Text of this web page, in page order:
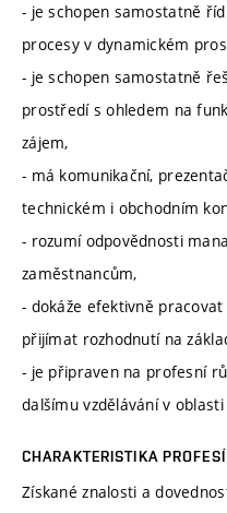
- je schopen samostatně
procesy v dynamickém
- je schopen samostatně
prostředí s ohledem na
zájem,
- má komunikační,
technickém i obchodním
- rozumí odpovědnosti
zaměstnancům,
- dokáže efektivně
přijímat rozhodnutí na
- je připraven na profesní
dalšímu vzdělávání v
CHARAKTERISTIKA PROFESÍ
Získané znalosti a